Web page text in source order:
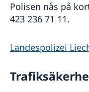
Polisen nås på
423 236 71 11.
Landespolizei